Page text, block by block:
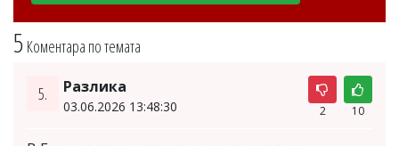
5 Коментара по темата
5. Разлика
03.06.2026 13:48:30 2 10